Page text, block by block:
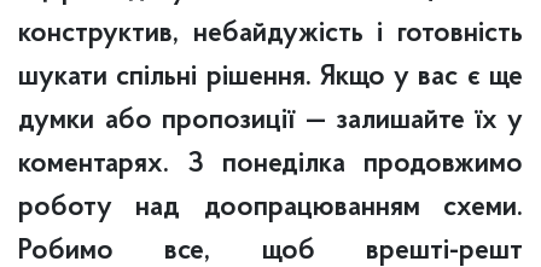
конструктив, небайдужість і готовність
шукати спільні рішення. Якщо у вас є ще
думки або пропозиції — залишайте їх у
коментарях. З понеділка продовжимо
роботу над доопрацюванням схеми.
Робимо все, щоб врешті-решт